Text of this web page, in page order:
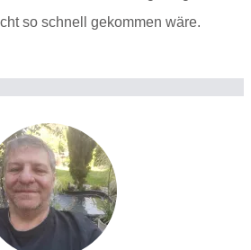
so schnell gekommen wäre.